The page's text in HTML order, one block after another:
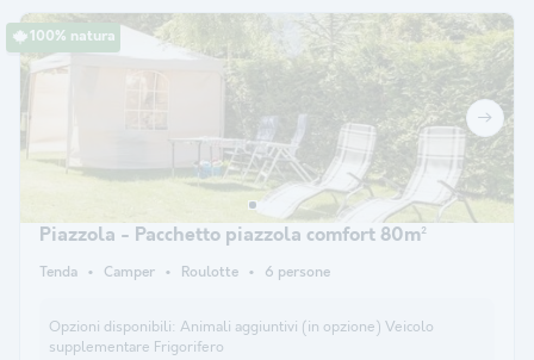
100% natura
Piazzola - Pacchetto piazzola comfort 80m²
Tenda Camper Roulotte 6 persone
Opzioni disponibili: Animali aggiuntivi (in opzione) Veicolo
supplementare Frigorifero